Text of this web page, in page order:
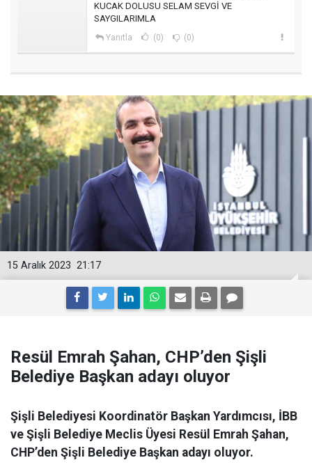
KUCAK DOLUSU SELAM SEVGİ VE
SAYGILARIMLA
Yanıtla (0) (0)
21:17
15 Aralık 2023
Resül Emrah Şahan, CHP’den Şişli
Belediye Başkan adayı oluyor
Şişli Belediyesi Koordinatör Başkan Yardımcısı, İBB
ve Şişli Belediye Meclis Üyesi Resül Emrah Şahan,
CHP’den Şişli Belediye Başkan adayı oluyor.